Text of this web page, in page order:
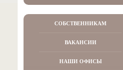
СОБСТВЕННИКАМ
ВАКАНСИИ
НАШИ ОФИСЫ